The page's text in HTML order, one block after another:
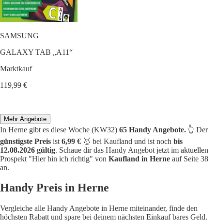
SAMSUNG
GALAXY TAB „A11“
Marktkauf
119,99 €
Mehr Angebote
In Herne gibt es diese Woche (KW32) 65 Handy Angebote. 👆 Der
günstigste Preis ist 6,99 € 🥇 bei Kaufland und ist noch bis
12.08.2026 gültig. Schaue dir das Handy Angebot jetzt im aktuellen
Prospekt "Hier bin ich richtig" von Kaufland in Herne auf Seite 38
an.
Handy Preis in Herne
Vergleiche alle Handy Angebote in Herne miteinander, finde den
höchsten Rabatt und spare bei deinem nächsten Einkauf bares Geld.